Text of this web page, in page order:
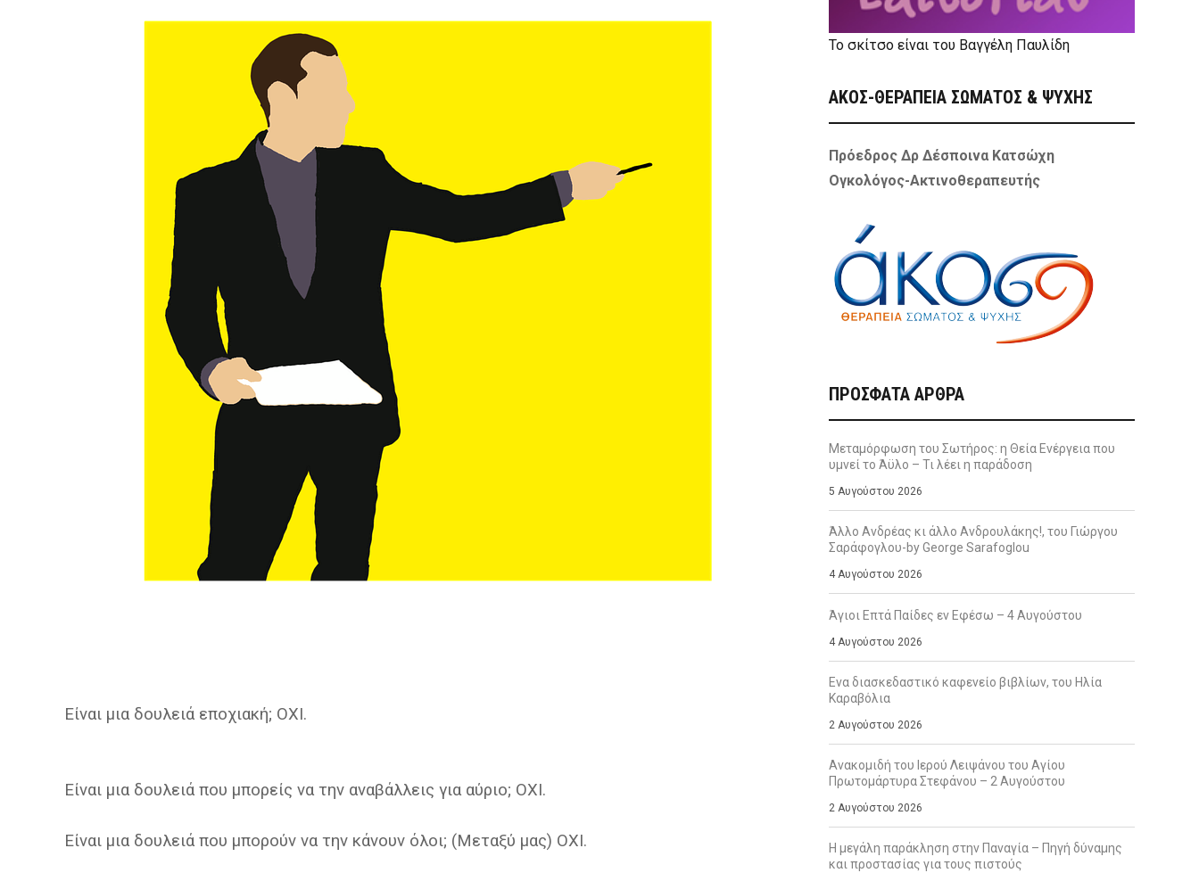
Είναι μια δουλειά εποχιακή; ΟΧΙ.
Είναι μια δουλειά που μπορείς να την αναβάλλεις για αύριο; ΟΧΙ.
Είναι μια δουλειά που μπορούν να την κάνουν όλοι; (Μεταξύ μας) ΟΧΙ.
Το σκίτσο είναι του Βαγγέλη Παυλίδη
ΑΚΟΣ-ΘΕΡΑΠΕΙΑ ΣΩΜΑΤΟΣ & ΨΥΧΗΣ
Πρόεδρος Δρ Δέσποινα Κατσώχη
Ογκολόγος-Ακτινοθεραπευτής
ΠΡΌΣΦΑΤΑ ΆΡΘΡΑ
Μεταμόρφωση του Σωτήρος: η Θεία Ενέργεια που
υμνεί το Άϋλο – Τι λέει η παράδοση
5 Αυγούστου 2026
Άλλο Ανδρέας κι άλλο Ανδρουλάκης!, του Γιώργου
Σαράφογλου-by George Sarafoglou
4 Αυγούστου 2026
Άγιοι Επτά Παίδες εν Εφέσω – 4 Αυγούστου
4 Αυγούστου 2026
Ενα διασκεδαστικό καφενείο βιβλίων, του Ηλία
Καραβόλια
2 Αυγούστου 2026
Ανακομιδή του Ιερού Λειψάνου του Αγίου
Πρωτομάρτυρα Στεφάνου – 2 Αυγούστου
2 Αυγούστου 2026
Η μεγάλη παράκληση στην Παναγία – Πηγή δύναμης
και προστασίας για τους πιστούς